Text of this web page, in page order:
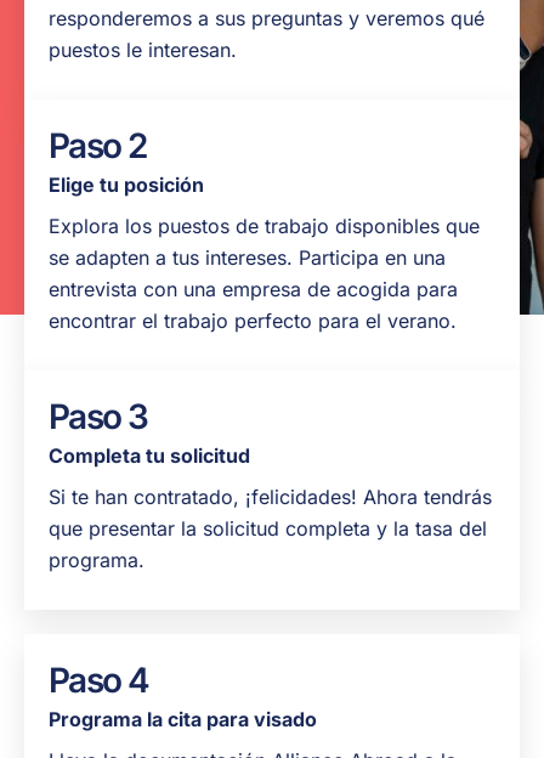
obtener
más
VER
NUESTRA
PÁGINA DE
inglés
conversacional
responderemos a sus preguntas y veremos qué
puestos le interesan.
Paso 2
Elige tu posición
Explora los puestos de trabajo disponibles que
se adapten a tus intereses. Participa en una
entrevista con una empresa de acogida para
encontrar el trabajo perfecto para el verano.
Paso 3
Completa tu solicitud
Si te han contratado, ¡felicidades! Ahora tendrás
que presentar la solicitud completa y la tasa del
programa.
Paso 4
Programa la cita para visado